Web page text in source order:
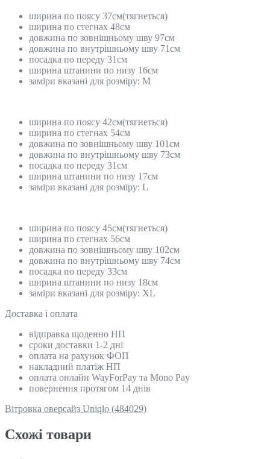
ширина по поясу 37см(тягнеться)
ширина по стегнах 48см
довжина по зовнішньому шву 97см
довжина по внутрішньому шву 71см
посадка по переду 31см
ширина штанини по низу 16см
заміри вказані для розміру: М
ширина по поясу 42см(тягнеться)
ширина по стегнах 54см
довжина по зовнішньому шву 101см
довжина по внутрішньому шву 73см
посадка по переду 31см
ширина штанини по низу 17см
заміри вказані для розміру: L
ширина по поясу 45см(тягнеться)
ширина по стегнах 56см
довжина по зовнішньому шву 102см
довжина по внутрішньому шву 74см
посадка по переду 33см
ширина штанини по низу 18см
заміри вказані для розміру: XL
Доставка і оплата
відправка щоденно НП
сроки доставки 1-2 дні
оплата на рахунок ФОП
накладний платіж НП
оплата онлайн WayForPay та Mono Pay
повернення протягом 14 днів
Вітровка оверсайз Uniqlo (484029)
Схожi товари